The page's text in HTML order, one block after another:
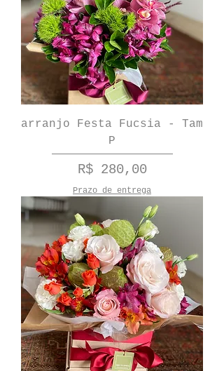
arranjo Festa Fucsia - Tam
P
Preço
R$ 280,00
Prazo de entrega